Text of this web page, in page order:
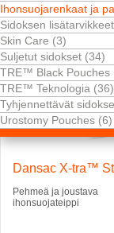
Ihonsuojarenkaat ja
Sidoksen
Skin Care (3)
Suljetut sidokset (34)
TRE™ Black Pouches
TRE™ Teknologia (36)
Tyhjennettävät
Urostomy Pouches (6)
Dansac X-tra™
Pehmeä ja joustava
ihonsuojateippi